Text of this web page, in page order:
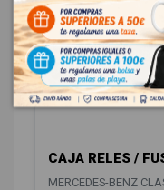
CAJA RELES /
MERCEDES-BENZ